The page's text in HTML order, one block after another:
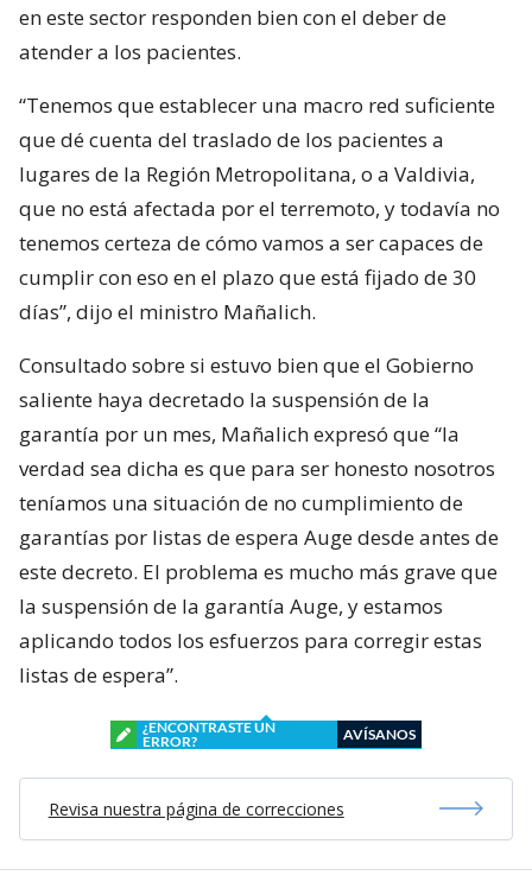
en este sector responden bien con el deber de
atender a los pacientes.
“Tenemos que establecer una macro red suficiente
que dé cuenta del traslado de los pacientes a
lugares de la Región Metropolitana, o a Valdivia,
que no está afectada por el terremoto, y todavía no
tenemos certeza de cómo vamos a ser capaces de
cumplir con eso en el plazo que está fijado de 30
días”, dijo el ministro Mañalich.
Consultado sobre si estuvo bien que el Gobierno
saliente haya decretado la suspensión de la
garantía por un mes, Mañalich expresó que “la
verdad sea dicha es que para ser honesto nosotros
teníamos una situación de no cumplimiento de
garantías por listas de espera Auge desde antes de
este decreto. El problema es mucho más grave que
la suspensión de la garantía Auge, y estamos
aplicando todos los esfuerzos para corregir estas
listas de espera”.
¿ENCONTRASTE UN
ERROR?
AVÍSANOS
Revisa nuestra página de correcciones